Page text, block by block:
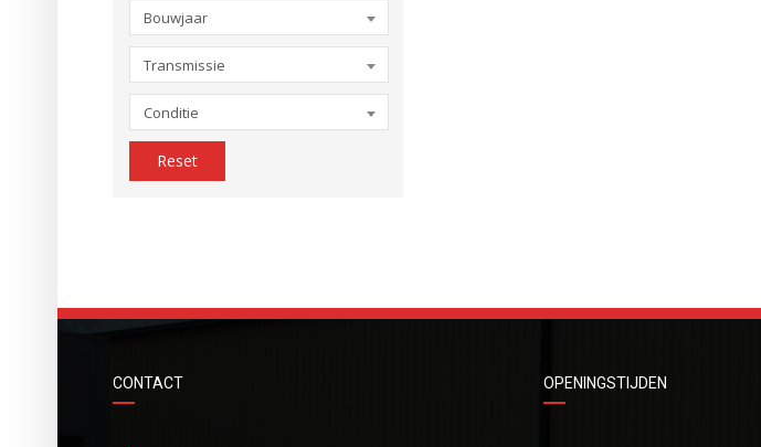
Bouwjaar
Transmissie
Conditie
Reset
CONTACT OPENINGSTIJDEN